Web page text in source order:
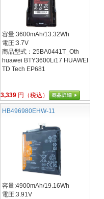
容量:3600mAh/13.32Wh
電圧:3.7V
商品型式：25BA0441T_Oth
huawei BTY3600Li17 HUAWEI
TD Tech EP681
3,339 円（税込）
HB496980EHW-11
容量:4900mAh/19.16Wh
電圧:3.91V